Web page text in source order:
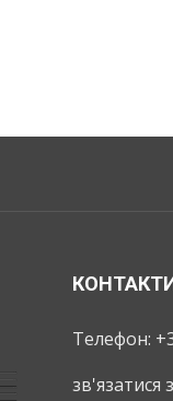
Телефон:
зв'язатися